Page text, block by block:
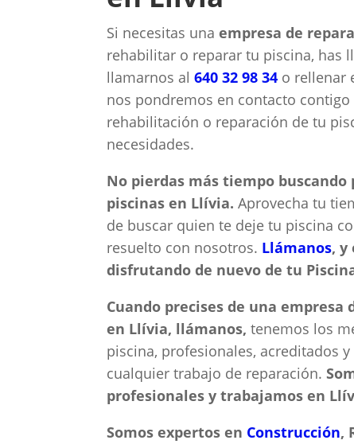
Si necesitas unaempresa de
rehabilitar o reparar tu piscina, has
llamarnos al640 32 98 34 o rellenar
nos pondremos en contacto
rehabilitación o reparación de tu
necesidades.
No pierdas más tiempo
piscinas en Llívia. Aprovecha tu
de buscar quien te deje tu piscina
resuelto con nosotros. Llámanos, y
disfrutando de nuevo de tu
Cuando precises de una
en Llívia, llámanos, tenemos los
piscina, profesionales, acreditados
cualquier trabajo de reparación.
profesionales y trabajamos en
Somos expertos en Construcción,